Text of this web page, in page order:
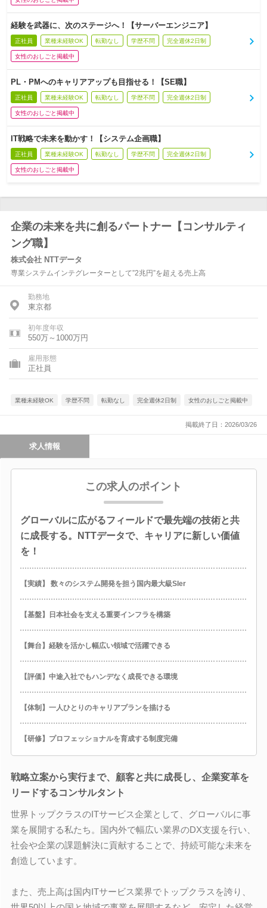
経験を武器に、次のステージへ！【サーバーエンジニア】
正社員 業種未経験OK 転勤なし 学歴不問 完全週休2日制
女性のおしごと掲載中
PL・PMへのキャリアアップも目指せる！【SE職】
正社員 業種未経験OK 転勤なし 学歴不問 完全週休2日制
女性のおしごと掲載中
IT戦略で未来を動かす！【システム企画職】
正社員 業種未経験OK 転勤なし 学歴不問 完全週休2日制
女性のおしごと掲載中
企業の未来を共に創るパートナー【コンサルティ
ング職】
株式会社 NTTデータ
専業システムインテグレーターとして”2兆円”を超える売上高
勤務地
東京都
初年度年収
550万～1000万円
雇用形態
正社員
業種未経験OK 学歴不問 転勤なし 完全週休2日制 女性のおしごと掲載中
掲載終了日：2026/03/26
求人情報
この求人のポイント
グローバルに広がるフィールドで最先端の技術と共
に成長する。NTTデータで、キャリアに新しい価値
を！
【実績】 数々のシステム開発を担う国内最大級SIer
【基盤】日本社会を支える重要インフラを構築
【舞台】経験を活かし幅広い領域で活躍できる
【評価】中途入社でもハンデなく成長できる環境
【体制】一人ひとりのキャリアプランを描ける
【研修】プロフェッショナルを育成する制度完備
戦略立案から実行まで、顧客と共に成長し、企業変革を
リードするコンサルタント
世界トップクラスのITサービス企業として、グローバルに事
業を展開する私たち。国内外で幅広い業界のDX支援を行い、
社会や企業の課題解決に貢献することで、持続可能な未来を
創造しています。
また、売上高は国内ITサービス業界でトップクラスを誇り、